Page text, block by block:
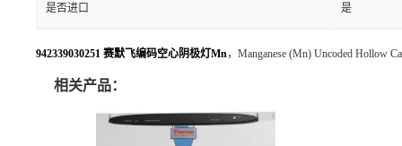
是否进口 是
942339030251 赛默飞编码空心阴极灯Mn，Manganese (Mn) Uncoded Hollow
相关产品：